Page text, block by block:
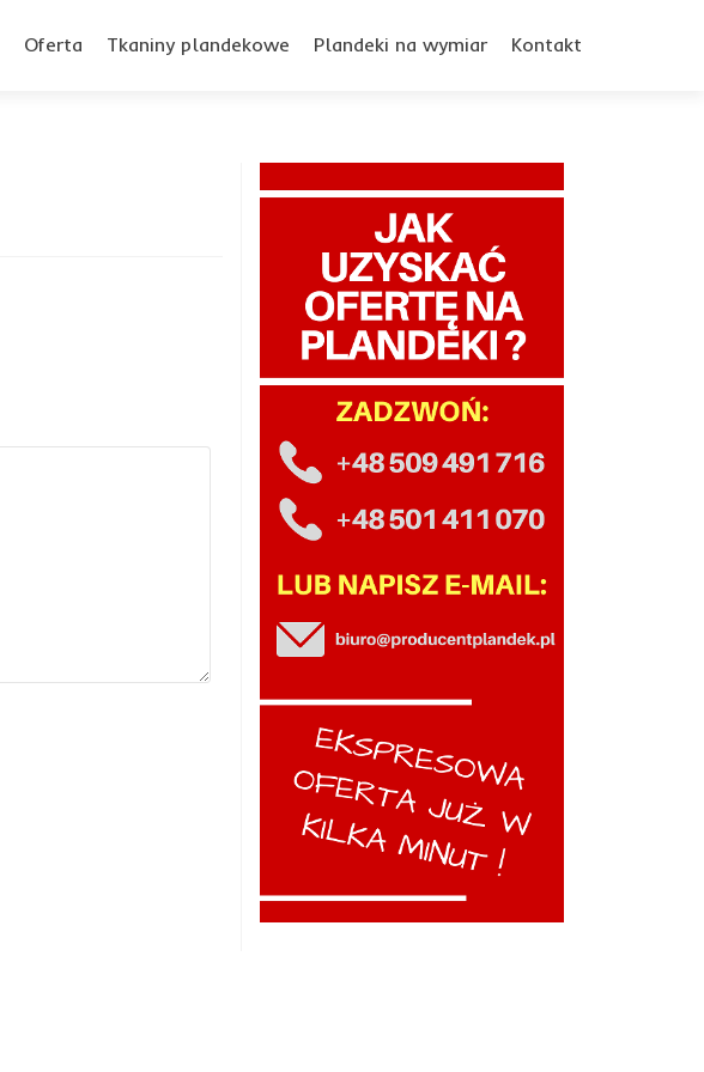
Oferta Tkaniny plandekowe Plandeki na wymiar Kontakt